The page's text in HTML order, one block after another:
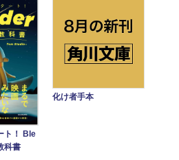
ト！ Ble
科書
化け者手本